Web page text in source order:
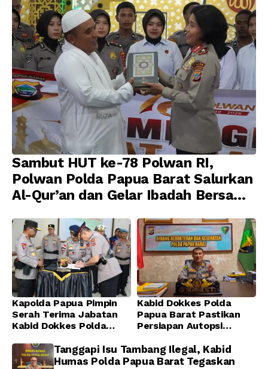
Sambut HUT ke-78 Polwan RI,
Polwan Polda Papua Barat Salurkan
Al-Qur’an dan Gelar Ibadah Bersama
Kapolda Papua Pimpin
Serah Terima Jabatan
Kabid Dokkes Polda
Kabid Dokkes Polda
Papua Barat Pastikan
Persiapan Autopsi
Papua Barat Yanto
Idorway Telah Matang,
Tanggapi Isu Tambang Ilegal, Kabid
Humas Polda Papua Barat Tegaskan